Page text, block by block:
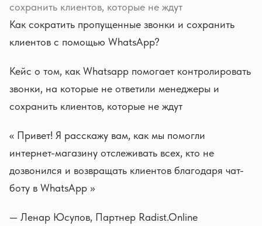
сохранить клиентов, которые не ждут
Как сократить пропущенные звонки и сохранить
клиентов с помощью WhatsApp?
Кейс о том, как Whatsapp помогает контролировать
звонки, на которые не ответили менеджеры и
сохранить клиентов, которые не ждут
« Привет! Я расскажу вам, как мы помогли
интернет-магазину отслеживать всех, кто не
дозвонился и возвращать клиентов благодаря чат-
боту в WhatsApp »
— Ленар Юсупов, Партнер Radist.Online